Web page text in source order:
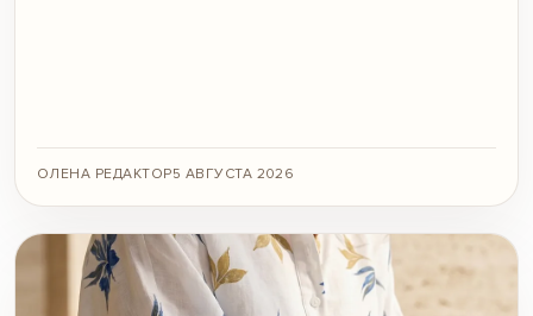
ОЛЕНА РЕДАКТОР5 АВГУСТА 2026